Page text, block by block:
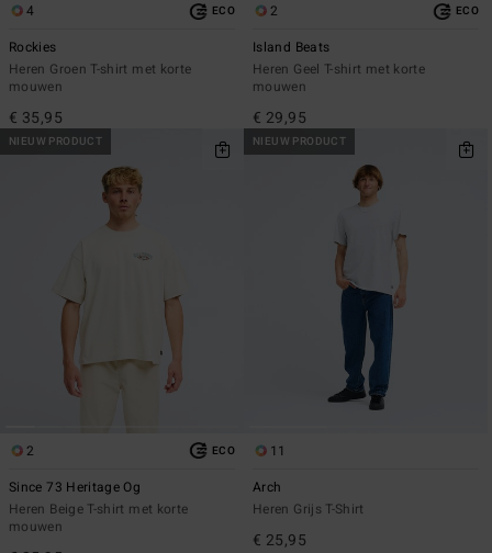
4 ECO
Rockies
Heren Groen T-shirt met korte
mouwen
€ 35,95
2 ECO
Island Beats
Heren Geel T-shirt met korte
mouwen
€ 29,95
NIEUW PRODUCT
2 ECO
Since 73 Heritage Og
Heren Beige T-shirt met korte
mouwen
NIEUW PRODUCT
11
Arch
Heren Grijs T-Shirt
€ 25,95